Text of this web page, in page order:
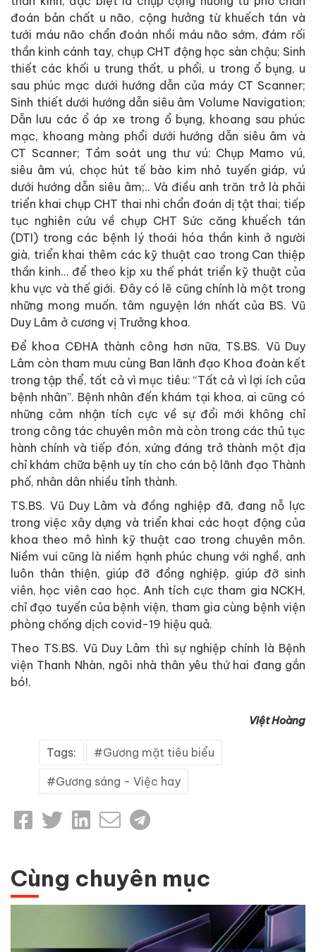
đoán bản chất u não, cộng hưởng từ khuếch tán và
tưới máu não chẩn đoán nhồi máu não sớm, đám rối
thần kinh cánh tay, chụp CHT động học sàn chậu; Sinh
thiết các khối u trung thất, u phổi, u trong ổ bụng, u
sau phúc mạc dưới hướng dẫn của máy CT Scanner;
Sinh thiết dưới hướng dẫn siêu âm Volume Navigation;
Dẫn lưu các ổ áp xe trong ổ bụng, khoang sau phúc
mạc, khoang màng phổi dưới hướng dẫn siêu âm và
CT Scanner; Tầm soát ung thư vú: Chụp Mamo vú,
siêu âm vú, chọc hút tế bào kim nhỏ tuyến giáp, vú
dưới hướng dẫn siêu âm;.. Và điều anh trăn trở là phải
triển khai chụp CHT thai nhi chẩn đoán dị tật thai; tiếp
tục nghiên cứu về chụp CHT Sức căng khuếch tán
(DTI) trong các bệnh lý thoái hóa thần kinh ở người
già, triển khai thêm các kỹ thuật cao trong Can thiệp
thần kinh… để theo kịp xu thế phát triển kỹ thuật của
khu vực và thế giới. Đây có lẽ cũng chính là một trong
những mong muốn, tâm nguyện lớn nhất của BS. Vũ
Duy Lâm ở cương vị Trưởng khoa.
Để khoa CĐHA thành công hơn nữa, TS.BS. Vũ Duy
Lâm còn tham mưu cùng Ban lãnh đạo Khoa đoàn kết
trong tập thể, tất cả vì mục tiêu: “Tất cả vì lợi ích của
bệnh nhân”. Bệnh nhân đến khám tại khoa, ai cũng có
những cảm nhận tích cực về sự đổi mới không chỉ
trong công tác chuyên môn mà còn trong các thủ tục
hành chính và tiếp đón, xứng đáng trở thành một địa
chỉ khám chữa bệnh uy tín cho cán bộ lãnh đạo Thành
phố, nhân dân nhiều tỉnh thành.
TS.BS. Vũ Duy Lâm và đồng nghiệp đã, đang nỗ lực
trong việc xây dựng và triển khai các hoạt động của
khoa theo mô hình kỹ thuật cao trong chuyên môn.
Niềm vui cũng là niềm hạnh phúc chung với nghề, anh
luôn thân thiện, giúp đỡ đồng nghiệp, giúp đỡ sinh
viên, học viên cao học. Anh tích cực tham gia NCKH,
chỉ đạo tuyến của bệnh viện, tham gia cùng bệnh viện
phòng chống dịch covid-19 hiệu quả.
Theo TS.BS. Vũ Duy Lâm thì sự nghiệp chính là Bệnh
viện Thanh Nhàn, ngôi nhà thân yêu thứ hai đang gắn
bó!.
Việt Hoàng
Tags: Gương mặt tiêu biểu
Gương sáng - Việc hay
Cùng chuyên mục